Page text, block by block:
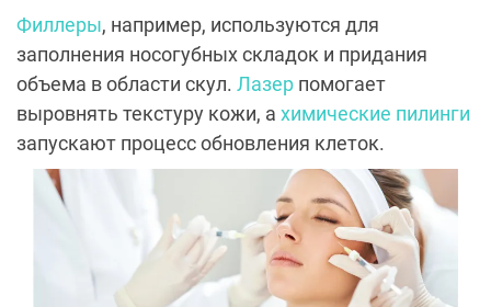
Филлеры, например, используются для
заполнения носогубных складок и придания
объема в области скул. Лазер помогает
выровнять текстуру кожи, а химические пилинги
запускают процесс обновления клеток.